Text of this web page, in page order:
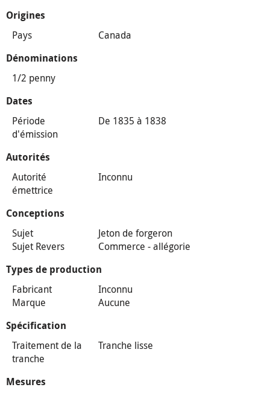
Origines
Pays Canada
Dénominations
1/2 penny
Dates
Période
d'émission
De 1835 à 1838
Autorités
Autorité
émettrice
Inconnu
Conceptions
Sujet
Jeton de forgeron
Sujet Revers
Commerce - allégorie
Types de production
Fabricant
Inconnu
Marque
Aucune
Spécification
Traitement de la
tranche
Tranche lisse
Mesures